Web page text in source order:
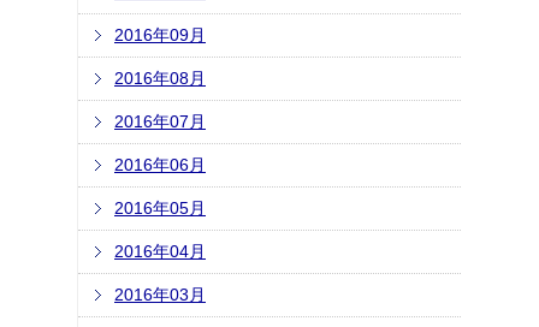
2016年09月
2016年08月
2016年07月
2016年06月
2016年05月
2016年04月
2016年03月